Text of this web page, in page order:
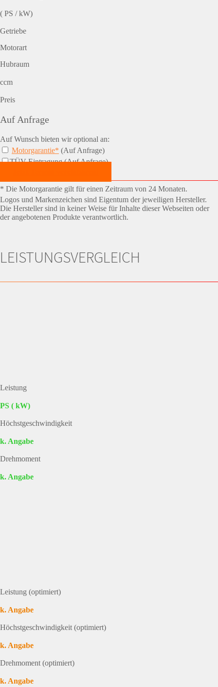
( PS / kW)
Getriebe
Motorart
Hubraum
ccm
Preis
Auf Anfrage
Auf Wunsch bieten wir optional an:
Motorgarantie* (Auf Anfrage)
TÜV-Eintragung (Auf Anfrage)
* Die Motorgarantie gilt für einen Zeitraum von 24 Monaten.
Logos und Markenzeichen sind Eigentum der jeweiligen Hersteller.
Die Hersteller sind in keiner Weise für Inhalte dieser Webseiten oder
der angebotenen Produkte verantwortlich.
LEISTUNGSVERGLEICH
Leistung
PS ( kW)
Höchstgeschwindigkeit
k. Angabe
Drehmoment
k. Angabe
Leistung (optimiert)
k. Angabe
Höchstgeschwindigkeit (optimiert)
k. Angabe
Drehmoment (optimiert)
k. Angabe